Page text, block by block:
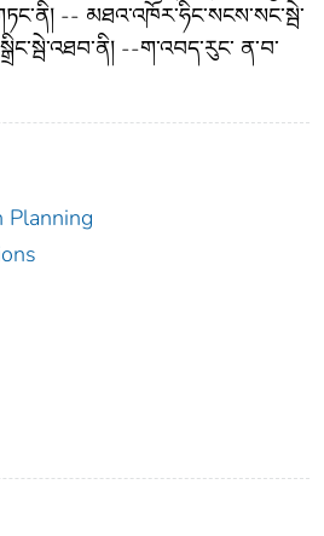
-- མཐའ་འཁོར་ཧིང་སངས་སང་སྦེ་
--ག་འབད་རུང་ ན་བ་
Planning